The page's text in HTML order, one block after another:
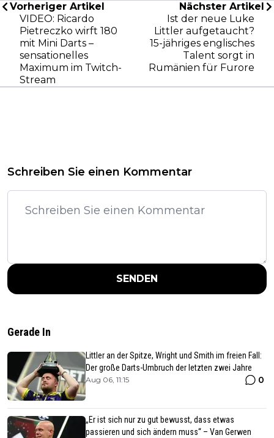
Vorheriger Artikel
VIDEO: Ricardo
Pietreczko wirft 180
mit Mini Darts –
sensationelles
Maximum im Twitch-
Stream
Nächster Artikel
Ist der neue Luke
Littler aufgetaucht?
15-jähriges englisches
Talent sorgt in
Rumänien für Furore
Schreiben Sie einen Kommentar
SENDEN
Gerade In
Littler an der Spitze, Wright und Smith im freien Fall:
Der große Darts-Umbruch der letzten zwei Jahre
Aug 06, 11:15 0
„Er ist sich nur zu gut bewusst, dass etwas
passieren und sich ändern muss“ – Van Gerwen